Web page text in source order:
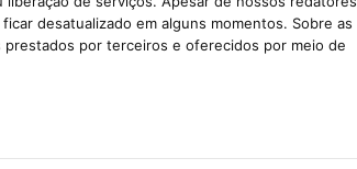
desatualizado em alguns momentos. Sobre as
por terceiros e oferecidos por meio de